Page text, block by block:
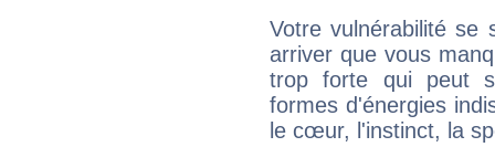
Votre vulnérabilité se
arriver que vous
trop forte qui peut
formes d'énergies
le cœur, l'instinct, la